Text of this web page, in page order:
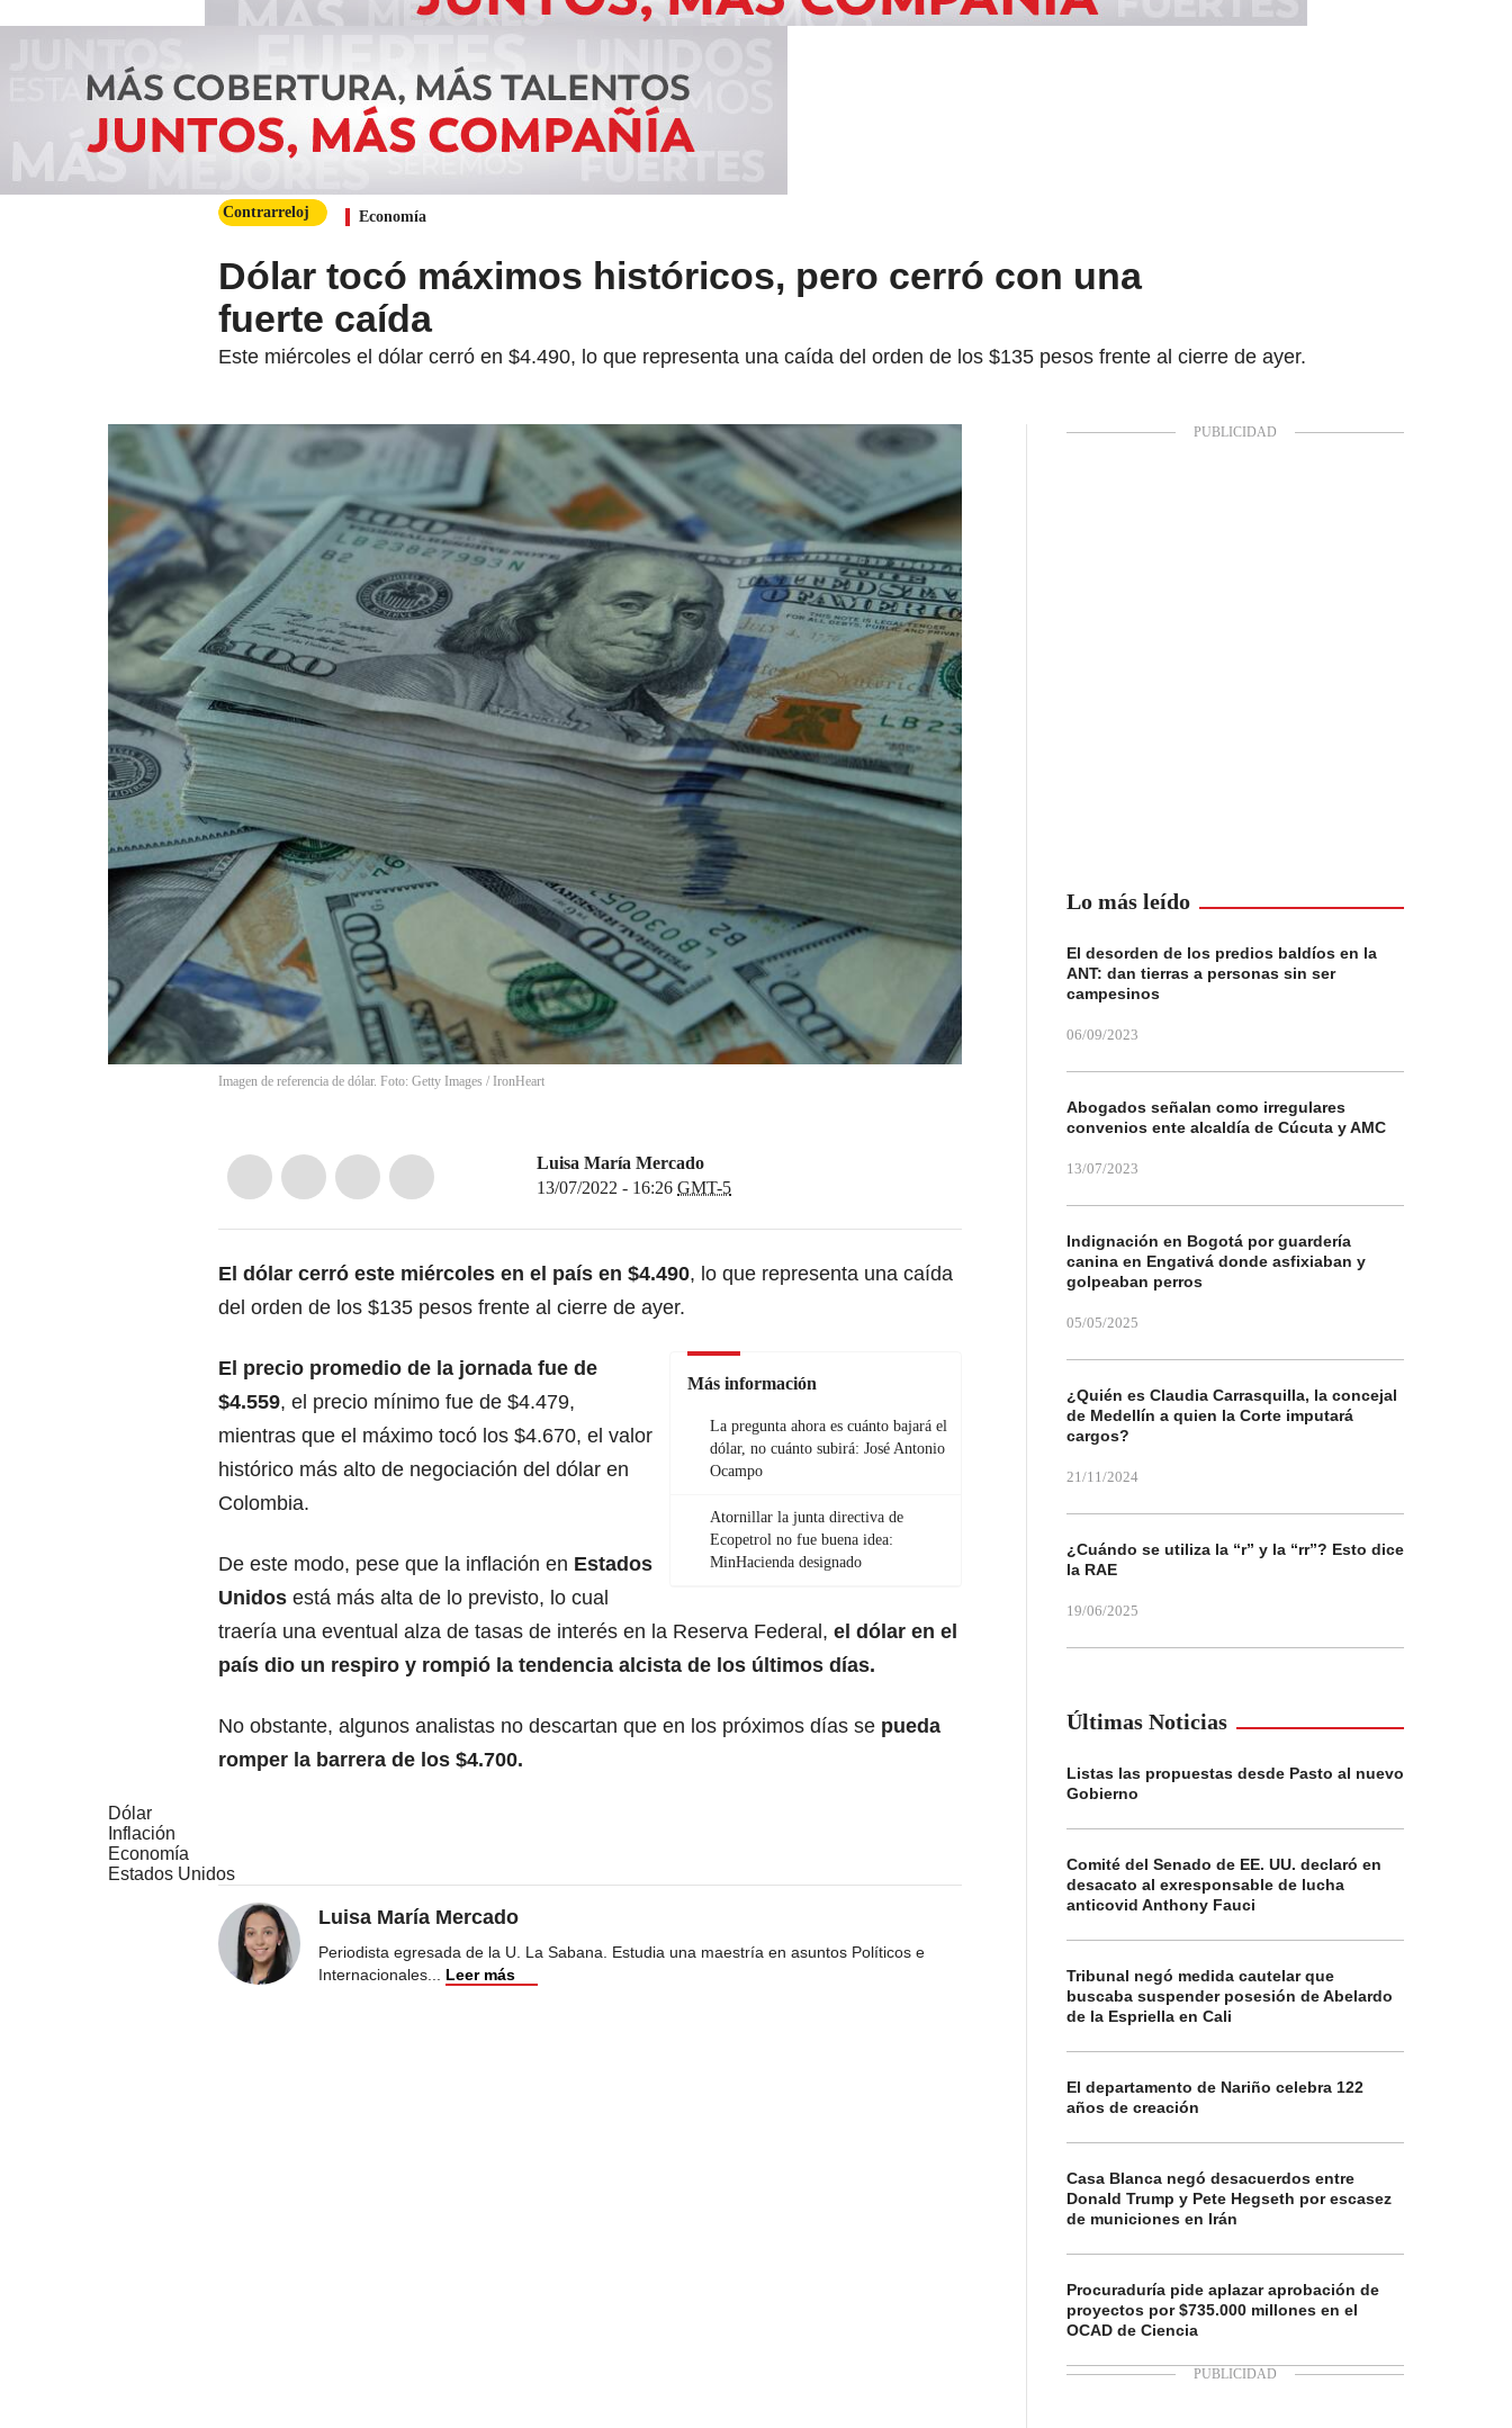
Contrarreloj Economía
Dólar tocó máximos históricos, pero cerró con una
fuerte caída
Este miércoles el dólar cerró en $4.490, lo que representa una caída del orden de los $135 pesos frente al cierre de ayer.
Imagen de referencia de dólar. Foto: Getty Images / IronHeart
Luisa María Mercado
13/07/2022 - 16:26 GMT-5
El dólar cerró este miércoles en el país en $4.490, lo que representa una caída
del orden de los $135 pesos frente al cierre de ayer.
Más información
La pregunta ahora es cuánto bajará el
dólar, no cuánto subirá: José Antonio
Ocampo
Atornillar la junta directiva de
Ecopetrol no fue buena idea:
MinHacienda designado
El precio promedio de la jornada fue de
$4.559, el precio mínimo fue de $4.479,
mientras que el máximo tocó los $4.670, el valor
histórico más alto de negociación del dólar en
Colombia.
De este modo, pese que la inflación en Estados
Unidos está más alta de lo previsto, lo cual
traería una eventual alza de tasas de interés en la Reserva Federal, el dólar en el
país dio un respiro y rompió la tendencia alcista de los últimos días.
No obstante, algunos analistas no descartan que en los próximos días se pueda
romper la barrera de los $4.700.
Dólar
Inflación
Economía
Estados Unidos
Luisa María Mercado
Periodista egresada de la U. La Sabana. Estudia una maestría en asuntos Políticos e
Internacionales... Leer más
Lo más leído
El desorden de los predios baldíos en la
ANT: dan tierras a personas sin ser
campesinos
06/09/2023
Abogados señalan como irregulares
convenios ente alcaldía de Cúcuta y AMC
13/07/2023
Indignación en Bogotá por guardería
canina en Engativá donde asfixiaban y
golpeaban perros
05/05/2025
¿Quién es Claudia Carrasquilla, la concejal
de Medellín a quien la Corte imputará
cargos?
21/11/2024
¿Cuándo se utiliza la “r” y la “rr”? Esto dice
la RAE
19/06/2025
Últimas Noticias
Listas las propuestas desde Pasto al nuevo
Gobierno
Comité del Senado de EE. UU. declaró en
desacato al exresponsable de lucha
anticovid Anthony Fauci
Tribunal negó medida cautelar que
buscaba suspender posesión de Abelardo
de la Espriella en Cali
El departamento de Nariño celebra 122
años de creación
Casa Blanca negó desacuerdos entre
Donald Trump y Pete Hegseth por escasez
de municiones en Irán
Procuraduría pide aplazar aprobación de
proyectos por $735.000 millones en el
OCAD de Ciencia